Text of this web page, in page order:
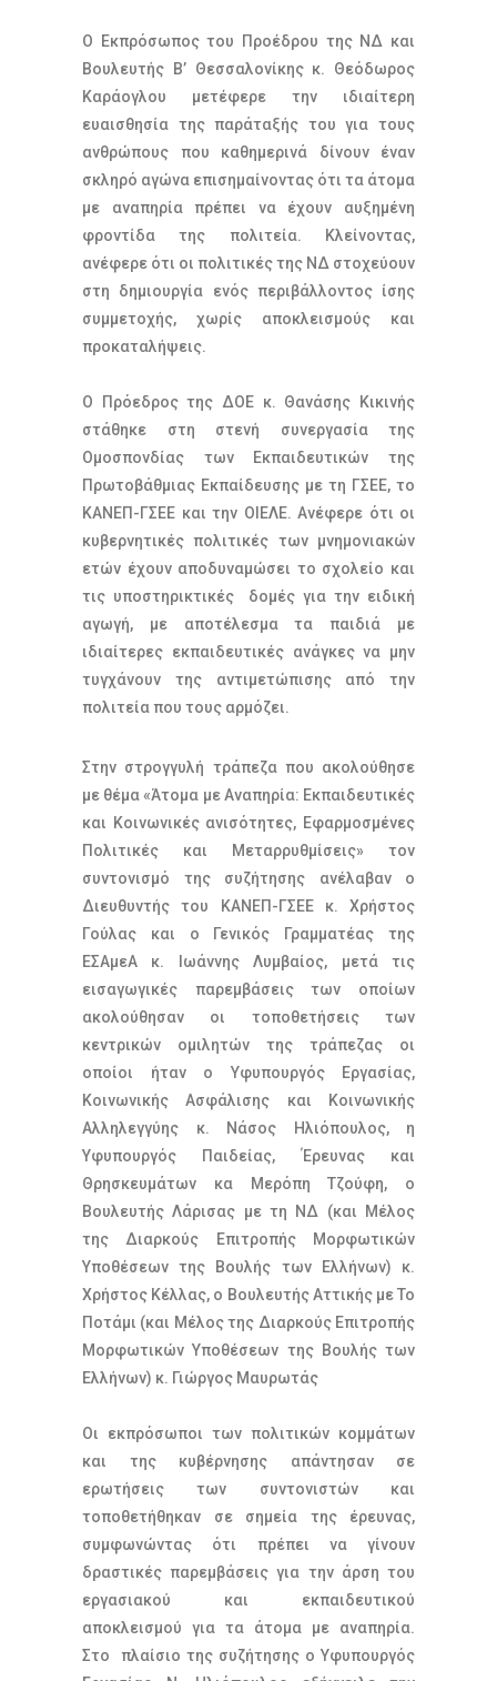
Ο Εκπρόσωπος του Προέδρου της ΝΔ και
Βουλευτής Β’ Θεσσαλονίκης κ. Θεόδωρος
Καράογλου μετέφερε την ιδιαίτερη
ευαισθησία της παράταξής του για τους
ανθρώπους που καθημερινά δίνουν έναν
σκληρό αγώνα επισημαίνοντας ότι τα άτομα
με αναπηρία πρέπει να έχουν αυξημένη
φροντίδα της πολιτεία. Κλείνοντας,
ανέφερε ότι οι πολιτικές της ΝΔ στοχεύουν
στη δημιουργία ενός περιβάλλοντος ίσης
συμμετοχής, χωρίς αποκλεισμούς και
προκαταλήψεις.
Ο Πρόεδρος της ΔΟΕ κ. Θανάσης Κικινής
στάθηκε στη στενή συνεργασία της
Ομοσπονδίας των Εκπαιδευτικών της
Πρωτοβάθμιας Εκπαίδευσης με τη ΓΣΕΕ, το
ΚΑΝΕΠ-ΓΣΕΕ και την ΟΙΕΛΕ. Ανέφερε ότι οι
κυβερνητικές πολιτικές των μνημονιακών
ετών έχουν αποδυναμώσει το σχολείο και
τις υποστηρικτικές δομές για την ειδική
αγωγή, με αποτέλεσμα τα παιδιά με
ιδιαίτερες εκπαιδευτικές ανάγκες να μην
τυγχάνουν της αντιμετώπισης από την
πολιτεία που τους αρμόζει.
Στην στρογγυλή τράπεζα που ακολούθησε
με θέμα «Άτομα με Αναπηρία: Εκπαιδευτικές
και Κοινωνικές ανισότητες, Εφαρμοσμένες
Πολιτικές και Μεταρρυθμίσεις» τον
συντονισμό της συζήτησης ανέλαβαν ο
Διευθυντής του ΚΑΝΕΠ-ΓΣΕΕ κ. Χρήστος
Γούλας και ο Γενικός Γραμματέας της
ΕΣΑμεΑ κ. Ιωάννης Λυμβαίος, μετά τις
εισαγωγικές παρεμβάσεις των οποίων
ακολούθησαν οι τοποθετήσεις των
κεντρικών ομιλητών της τράπεζας οι
οποίοι ήταν ο Υφυπουργός Εργασίας,
Κοινωνικής Ασφάλισης και Κοινωνικής
Αλληλεγγύης κ. Νάσος Ηλιόπουλος, η
Υφυπουργός Παιδείας, Έρευνας και
Θρησκευμάτων κα Μερόπη Τζούφη, ο
Βουλευτής Λάρισας με τη ΝΔ (και Μέλος
της Διαρκούς Επιτροπής Μορφωτικών
Υποθέσεων της Βουλής των Ελλήνων) κ.
Χρήστος Κέλλας, ο Βουλευτής Αττικής με Το
Ποτάμι (και Μέλος της Διαρκούς Επιτροπής
Μορφωτικών Υποθέσεων της Βουλής των
Ελλήνων) κ. Γιώργος Μαυρωτάς
Οι εκπρόσωποι των πολιτικών κομμάτων
και της κυβέρνησης απάντησαν σε
ερωτήσεις των συντονιστών και
τοποθετήθηκαν σε σημεία της έρευνας,
συμφωνώντας ότι πρέπει να γίνουν
δραστικές παρεμβάσεις για την άρση του
εργασιακού και εκπαιδευτικού
αποκλεισμού για τα άτομα με αναπηρία.
Στο πλαίσιο της συζήτησης ο Υφυπουργός